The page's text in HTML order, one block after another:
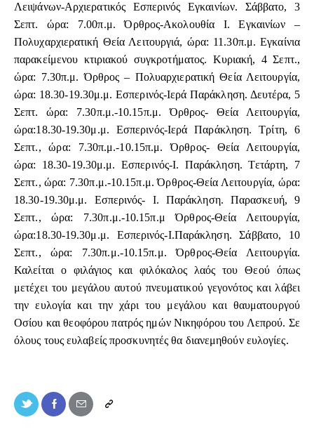
Λειψάνων-Αρχιερατικός Εσπερινός Εγκαινίων. Σάββατο, 3
Σεπτ. ώρα: 7.00π.μ. Όρθρος-Ακολουθία Ι. Εγκαινίων –
Πολυχαρχιερατική Θεία Λειτουργιά, ώρα: 11.30π.μ. Εγκαίνια
παρακείμενου κτιριακού συγκροτήματος. Κυριακή, 4 Σεπτ.,
ώρα: 7.30π.μ. Όρθρος – Πολυαρχιερατική Θεία Λειτουργία,
ώρα: 18.30-19.30μ.μ. Εσπερινός-Ιερά Παράκληση. Δευτέρα, 5
Σεπτ. ώρα: 7.30π.μ.-10.15π.μ. Όρθρος- Θεία Λειτουργία,
ώρα:18.30-19.30μ.μ. Εσπερινός-Ιερά Παράκληση. Τρίτη, 6
Σεπτ., ώρα: 7.30π.μ.-10.15π.μ. Όρθρος- Θεία Λειτουργία,
ώρα: 18.30-19.30μ.μ. Εσπερινός-Ι. Παράκληση. Τετάρτη, 7
Σεπτ., ώρα: 7.30π.μ.-10.15π.μ. Όρθρος-Θεία Λειτουργία, ώρα:
18.30-19.30μ.μ. Εσπερινός- Ι. Παράκληση. Παρασκευή, 9
Σεπτ., ώρα: 7.30π.μ.-10.15π.μ Όρθρος-Θεία Λειτουργία,
ώρα:18.30-19.30μ.μ. Εσπερινός-Ι.Παράκληση. Σάββατο, 10
Σεπτ., ώρα: 7.30π.μ.-10.15π.μ. Όρθρος-Θεία Λειτουργία.
Καλείται ο φιλάγιος και φιλόκαλος λαός του Θεού όπως
μετέχει του μεγάλου αυτού πνευματικού γεγονότος και λάβει
την ευλογία και την χάρι του μεγάλου και θαυματουργού
Οσίου και θεοφόρου πατρός ημών Νικηφόρου του Λεπρού. Σε
όλους τους ευλαβείς προσκυνητές θα διανεμηθούν ευλογίες.